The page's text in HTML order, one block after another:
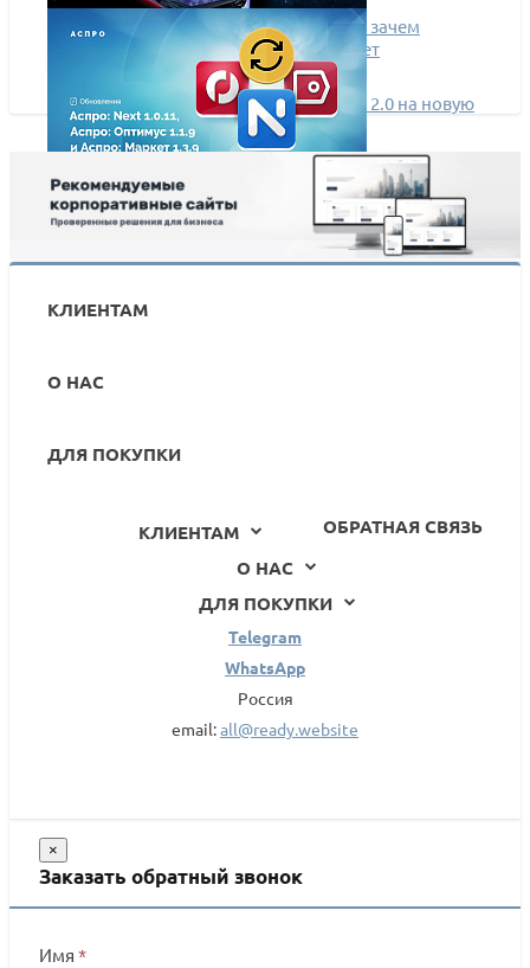
Повторные продажи на автомате, или зачем
корпоративному сайту личный кабинет
Выводим Аспро: Корпоративный сайт 2.0 на новую
орбиту!
Большое обновление готовых интернет-магазинов
от Аспро
КЛИЕНТАМ
О НАС
ДЛЯ ПОКУПКИ
ОБРАТНАЯ СВЯЗЬ
КЛИЕНТАМ
О НАС
ДЛЯ ПОКУПКИ
Telegram
WhatsApp
Россия
email:all@ready.website
×
Заказать обратный звонок
Имя *